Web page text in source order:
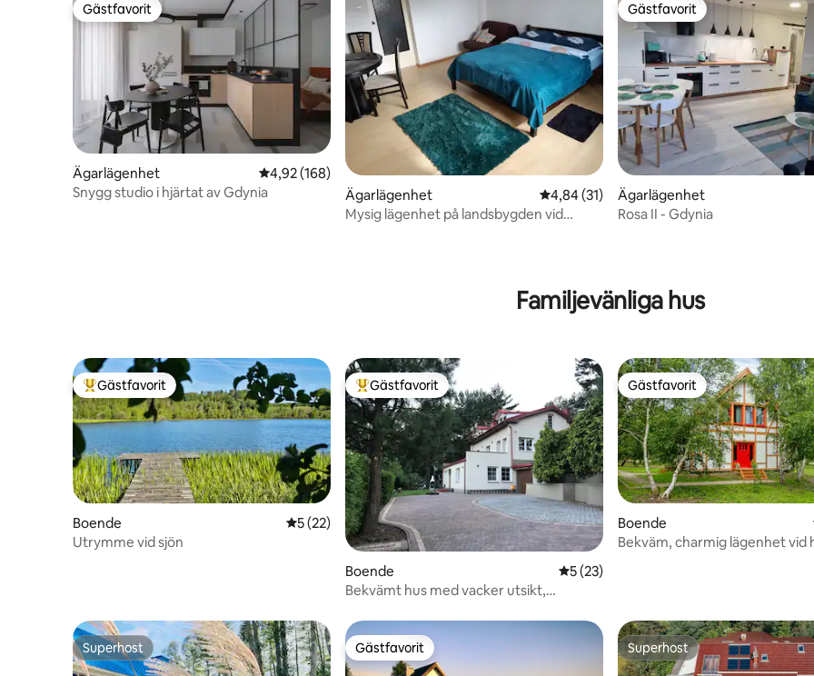
Gästfavorit
Gästfavorit
Ägarlägenhet 4,92 av 5 i genomsnittligt betyg, 168 omdömen
4,92 (168)
Snygg studio i hjärtat av Gdynia
Ägarlägenhet 4,84 av 5 i genomsnittligt betyg, 31
4,84 (31)
Mysig lägenhet på landsbygden vid
Gästfavorit
Gästfavorit
Ägarlägenhet
Rosa II - Gdynia
Familjevänliga hus
Populär gästfavorit
Gästfavorit
Boende 5 av 5 i genomsnittligt betyg, 22 omdömen
5 (22)
Utrymme vid sjön
Populär gästfavorit
Gästfavorit
Boende 5 av 5 i genomsnittligt betyg, 23
5 (23)
Bekvämt hus med vacker utsikt,
Gästfavorit
Gästfavorit
Boende
Bekväm, charmig lägenhet vid
Superhost
Superhost Gästfavorit
Gästfavorit Superhost
Superhost